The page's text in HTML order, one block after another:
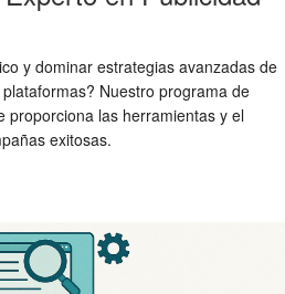
y dominar estrategias avanzadas de
Nuestro programa de
proporciona las herramientas y el
exitosas.